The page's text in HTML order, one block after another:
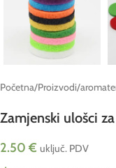
Početna/Proizvodi/
Zamjenski ulošci
2.50 € uključ. PDV